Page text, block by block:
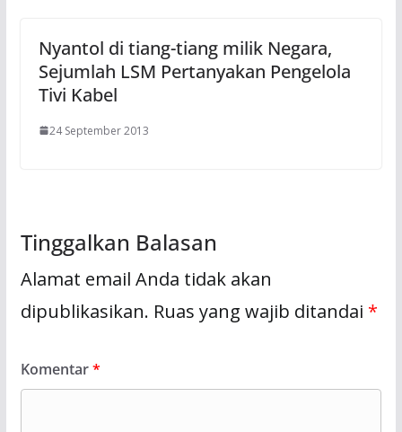
Nyantol di tiang-tiang milik Negara,
Sejumlah LSM Pertanyakan Pengelola
Tivi Kabel
24 September 2013
Tinggalkan Balasan
Alamat email Anda tidak akan
dipublikasikan. Ruas yang wajib ditandai *
Komentar*